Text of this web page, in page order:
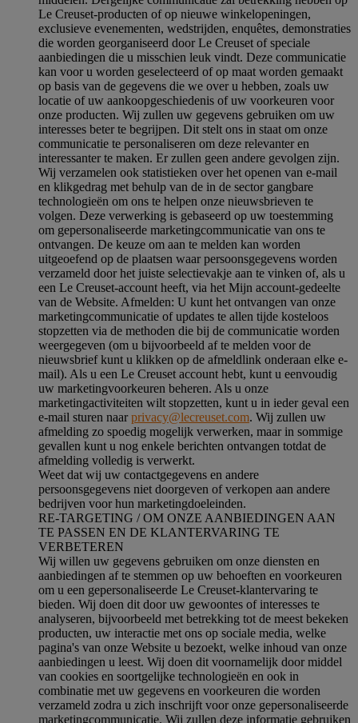
Le Creuset-producten of op nieuwe winkelopeningen,
exclusieve evenementen, wedstrijden, enquêtes, demonstraties
die worden georganiseerd door Le Creuset of speciale
aanbiedingen die u misschien leuk vindt. Deze communicatie
kan voor u worden geselecteerd of op maat worden gemaakt
op basis van de gegevens die we over u hebben, zoals uw
locatie of uw aankoopgeschiedenis of uw voorkeuren voor
onze producten. Wij zullen uw gegevens gebruiken om uw
interesses beter te begrijpen. Dit stelt ons in staat om onze
communicatie te personaliseren om deze relevanter en
interessanter te maken. Er zullen geen andere gevolgen zijn.
Wij verzamelen ook statistieken over het openen van e-mail
en klikgedrag met behulp van de in de sector gangbare
technologieën om ons te helpen onze nieuwsbrieven te
volgen. Deze verwerking is gebaseerd op uw toestemming
om gepersonaliseerde marketingcommunicatie van ons te
ontvangen. De keuze om aan te melden kan worden
uitgeoefend op de plaatsen waar persoonsgegevens worden
verzameld door het juiste selectievakje aan te vinken of, als u
een Le Creuset-account heeft, via het Mijn account-gedeelte
van de Website. Afmelden: U kunt het ontvangen van onze
marketingcommunicatie of updates te allen tijde kosteloos
stopzetten via de methoden die bij de communicatie worden
weergegeven (om u bijvoorbeeld af te melden voor de
nieuwsbrief kunt u klikken op de afmeldlink onderaan elke e-
mail). Als u een Le Creuset account hebt, kunt u eenvoudig
uw marketingvoorkeuren beheren. Als u onze
marketingactiviteiten wilt stopzetten, kunt u in ieder geval een
e-mail sturen naarprivacy@lecreuset.com. Wij zullen uw
afmelding zo spoedig mogelijk verwerken, maar in sommige
gevallen kunt u nog enkele berichten ontvangen totdat de
afmelding volledig is verwerkt.
Weet dat wij uw contactgegevens en andere
persoonsgegevens niet doorgeven of verkopen aan andere
bedrijven voor hun marketingdoeleinden.
RE-TARGETING / OM ONZE AANBIEDINGEN AAN
TE PASSEN EN DE KLANTERVARING TE
VERBETEREN
Wij willen uw gegevens gebruiken om onze diensten en
aanbiedingen af te stemmen op uw behoeften en voorkeuren
om u een gepersonaliseerde Le Creuset-klantervaring te
bieden. Wij doen dit door uw gewoontes of interesses te
analyseren, bijvoorbeeld met betrekking tot de meest bekeken
producten, uw interactie met ons op sociale media, welke
pagina's van onze Website u bezoekt, welke inhoud van onze
aanbiedingen u leest. Wij doen dit voornamelijk door middel
van cookies en soortgelijke technologieën en ook in
combinatie met uw gegevens en voorkeuren die worden
verzameld zodra u zich inschrijft voor onze gepersonaliseerde
marketingcommunicatie. Wij zullen deze informatie gebruiken